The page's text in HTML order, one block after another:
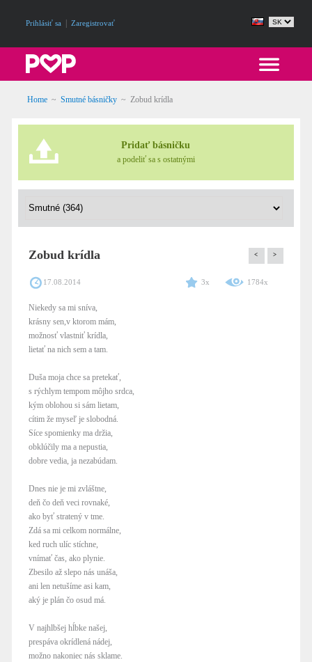
Prihlásiť sa Zaregistrovať
Home ~ Smutné básničky ~ Zobud krídla
Pridať básničku
a podeliť sa s ostatnými
Zobud krídla < >
17.08.2014 3x 1784x
Niekedy sa mi sníva,
krásny sen,v ktorom mám,
možnosť vlastniť krídla,
lietať na nich sem a tam.
Duša moja chce sa pretekať,
s rýchlym tempom môjho srdca,
kým oblohou si sám lietam,
cítim že myseľ je slobodná.
Síce spomienky ma držia,
obklúčily ma a nepustia,
dobre vedia, ja nezabúdam.
Dnes nie je mi zvláštne,
deň čo deň veci rovnaké,
ako byť stratený v tme.
Zdá sa mi celkom normálne,
ked ruch ulíc stíchne,
vnímať čas, ako plynie.
Zbesilo až slepo nás unáša,
ani len netušíme asi kam,
aký je plán čo osud má.
V najhlbšej hĺbke našej,
prespáva okrídlená nádej,
možno nakoniec nás sklame.